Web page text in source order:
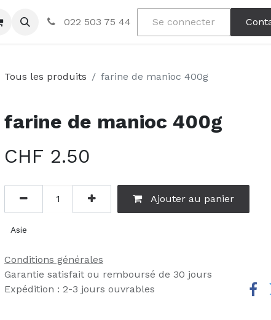
022 503 75 44 Se connecter
Tous les produits farine de manioc 400g
farine de manioc 400g
CHF 2.50
Ajouter au panier
Asie
Conditions générales
Garantie satisfait ou remboursé de 30 jours
Expédition : 2-3 jours ouvrables